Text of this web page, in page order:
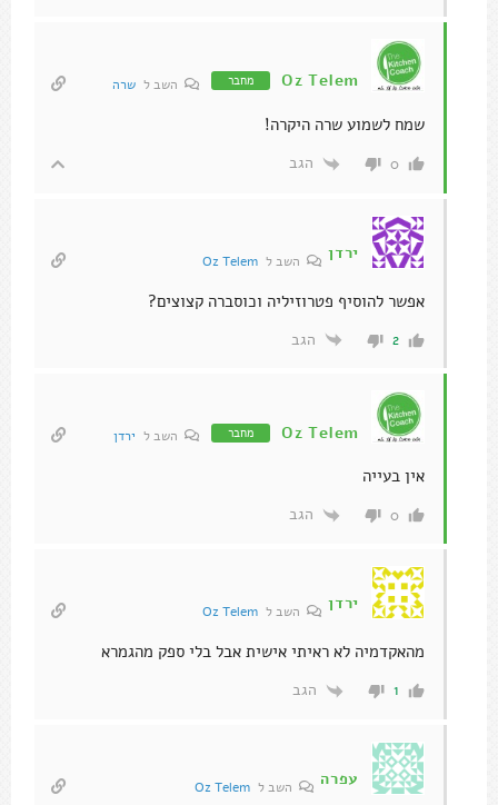
Oz Telem מחבר השב ל שרה
שמח לשמוע שרה היקרה!
0 הגב
ירדן השב ל Oz Telem
אפשר להוסיף פטרוזיליה וכוסברה קצוצים?
2 הגב
Oz Telem מחבר השב ל ירדן
אין בעייה
0 הגב
ירדן השב ל Oz Telem
מהאקדמיה לא ראיתי אישית אבל בלי ספק מהגמרא
1 הגב
עפרה השב ל Oz Telem